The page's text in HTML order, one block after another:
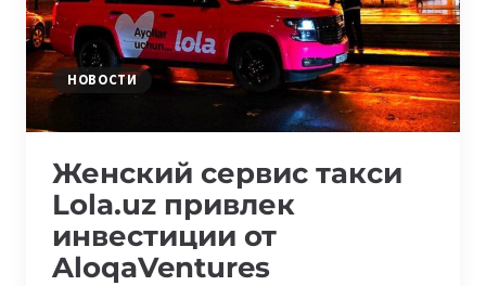
НОВОСТИ
Женский сервис такси
Lola.uz привлек
инвестиции от
AloqaVentures